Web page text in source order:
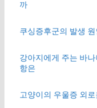
까
쿠싱증후군의 발생
강아지에게 주는 바
항은
고양이의 우울증 외